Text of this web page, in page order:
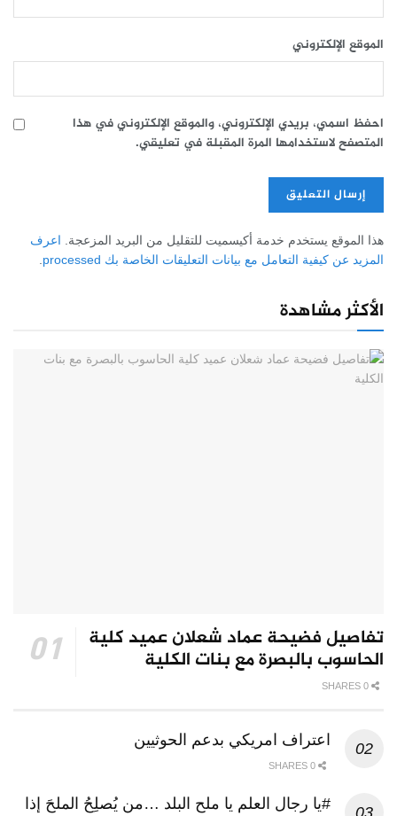
الموقع الإلكتروني
احفظ اسمي، بريدي الإلكتروني، والموقع الإلكتروني في هذا
المتصفح لاستخدامها المرة المقبلة في تعليقي.
هذا الموقع يستخدم خدمة أكيسميت للتقليل من البريد المزعجة. اعرف
المزيد عن كيفية التعامل مع بيانات التعليقات الخاصة بك processed
.
الأكثر مشاهدة
تفاصيل فضيحة عماد شعلان عميد كلية
الحاسوب بالبصرة مع بنات الكلية
اعتراف امريكي بدعم الحوثيين
#يا رجال العلم يا ملح البلد …من يُصلِحُ الملحَ إذا